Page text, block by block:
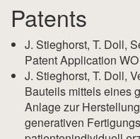
Patents
J. Stieghorst, T. Doll,
Patent Application
J. Stieghorst, T. Doll,
Bauteils mittels eines
Anlage zur
generativen